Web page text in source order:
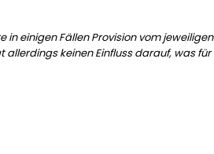
in einigen Fällen Provision vom jeweiligen
keinen Einfluss darauf, was für